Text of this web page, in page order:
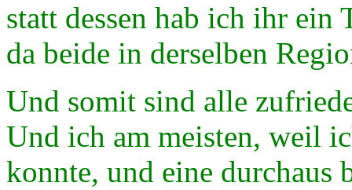
statt dessen hab ich ihr
da beide in derselben
Und somit sind alle
Und ich am meisten, weil
konnte, und eine durchaus